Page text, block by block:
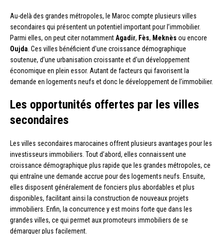
Au-delà des grandes métropoles, le Maroc compte plusieurs villes
secondaires qui présentent un potentiel important pour l’immobilier.
Parmi elles, on peut citer notammentAgadir, Fès, Meknès ou encore
Oujda . Ces villes bénéficient d’une croissance démographique
soutenue, d’une urbanisation croissante et d’un développement
économique en plein essor. Autant de facteurs qui favorisent la
demande en logements neufs et donc le développement de l’immobilier.
Les opportunités offertes par les villes
secondaires
Les villes secondaires marocaines offrent plusieurs avantages pour les
investisseurs immobiliers. Tout d’abord, elles connaissent une
croissance démographique plus rapide que les grandes métropoles, ce
qui entraîne une demande accrue pour des logements neufs. Ensuite,
elles disposent généralement de fonciers plus abordables et plus
disponibles, facilitant ainsi la construction de nouveaux projets
immobiliers. Enfin, la concurrence y est moins forte que dans les
grandes villes, ce qui permet aux promoteurs immobiliers de se
démarquer plus facilement.